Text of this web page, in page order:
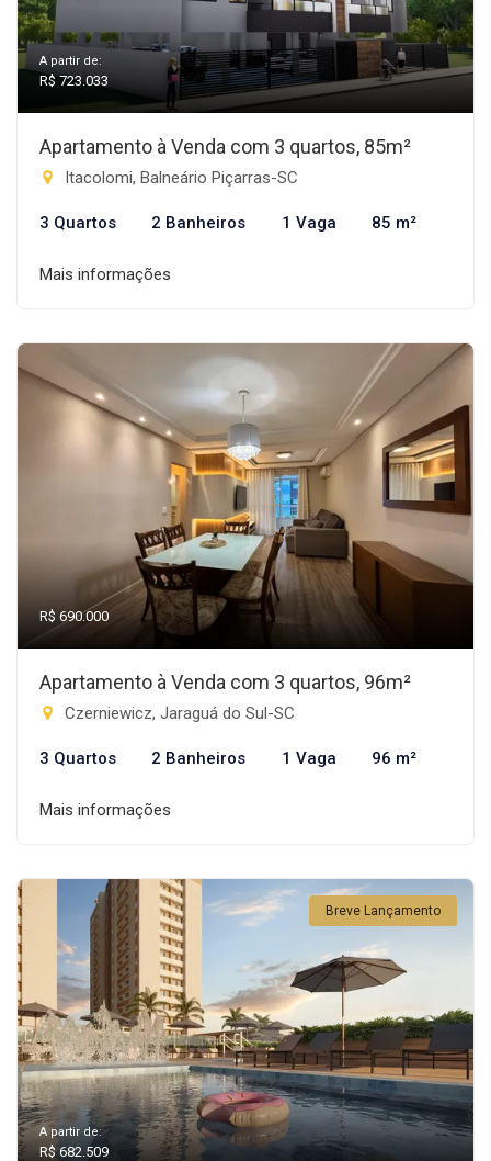
A partir de:
R$ 723.033
Apartamento à Venda com 3 quartos, 85m²
Itacolomi, Balneário Piçarras-SC
3 Quartos 2 Banheiros 1 Vaga 85 m²
Mais informações
R$ 690.000
Apartamento à Venda com 3 quartos, 96m²
Czerniewicz, Jaraguá do Sul-SC
3 Quartos 2 Banheiros 1 Vaga 96 m²
Mais informações
Breve Lançamento
A partir de:
R$ 682.509